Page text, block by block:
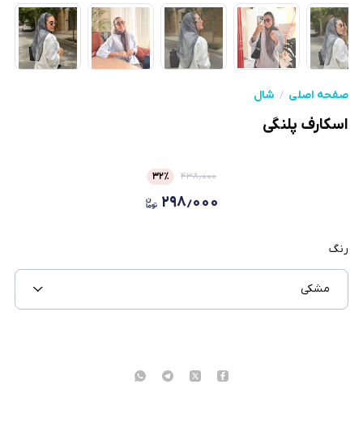
صفحه اصلی شال
اسکارف پلنگی
۴۳۸٫۰۰۰ ۳۲٪
۲۹۸٫۰۰۰
رنگ
مشکی